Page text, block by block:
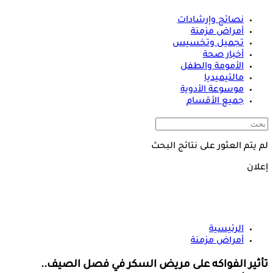
نصائح وإرشادات
أمراض مزمنة
تجميل وتخسيس
أخبار صحة
الأمومة والطفل
مالتيميديا
موسوعة الأدوية
جميع الأقسام
لم يتم العثور على نتائج البحث
إعلان
الرئيسية
أمراض مزمنة
تأثير الفواكه على مريض السكر في فصل الصيف..